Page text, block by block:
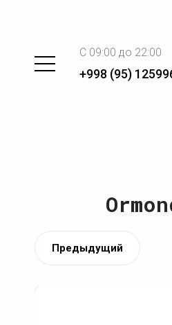
C 09:00 до 22:00
+998 (95)
Предыдущий